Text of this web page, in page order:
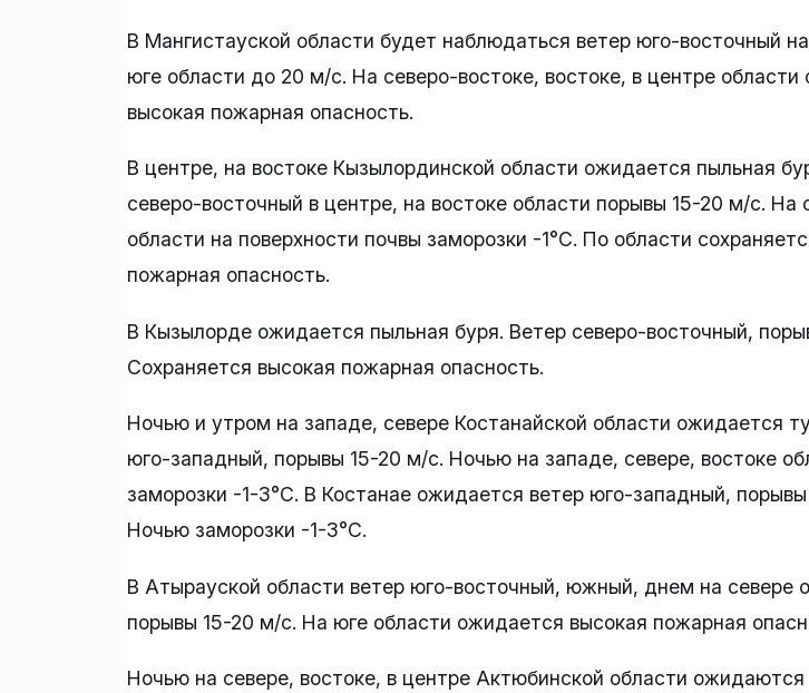
В Мангистауской области будет наблюдаться ветер юго-восточный
юге области до 20 м/с. На северо-востоке, востоке, в центре
высокая пожарная опасность.
В центре, на востоке Кызылординской области ожидается пыльная
северо-восточный в центре, на востоке области порывы 15-20 м/с. На
области на поверхности почвы заморозки -1°C. По области
пожарная опасность.
В Кызылорде ожидается пыльная буря. Ветер северо-восточный,
Сохраняется высокая пожарная опасность.
Ночью и утром на западе, севере Костанайской области ожидается
юго-западный, порывы 15-20 м/с. Ночью на западе, севере, востоке
заморозки -1-3°C. В Костанае ожидается ветер юго-западный,
Ночью заморозки -1-3°C.
В Атырауской области ветер юго-восточный, южный, днем на севере
порывы 15-20 м/с. На юге области ожидается высокая пожарная
Ночью на севере, востоке, в центре Актюбинской области ожидаются